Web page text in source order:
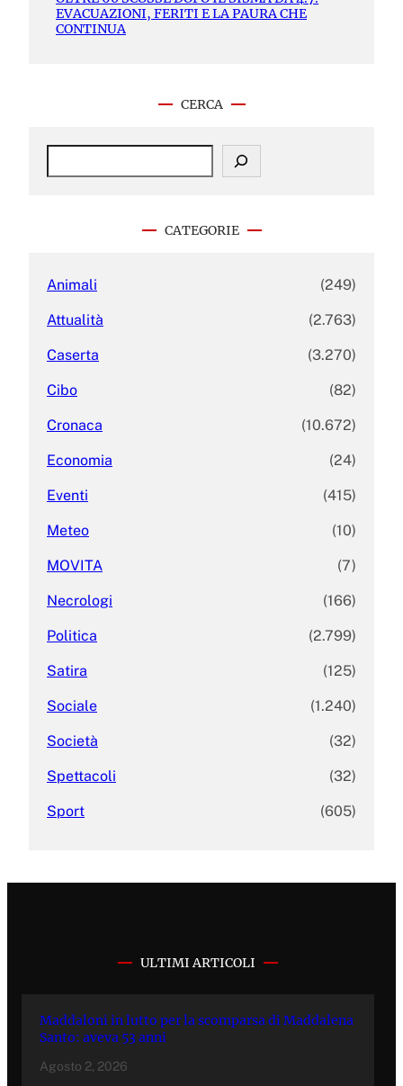
EVACUAZIONI, FERITI E LA PAURA CHE
CONTINUA
CERCA
S
CATEGORIE
Animali (249)
Attualità (2.763)
Caserta (3.270)
Cibo (82)
Cronaca (10.672)
Economia (24)
Eventi (415)
Meteo (10)
MOVITA (7)
Necrologi (166)
Politica (2.799)
Satira (125)
Sociale (1.240)
Società (32)
Spettacoli (32)
Sport (605)
ULTIMI ARTICOLI
Maddaloni in lutto per la scomparsa di Maddalena
Santo: aveva 53 anni
Agosto 2, 2026